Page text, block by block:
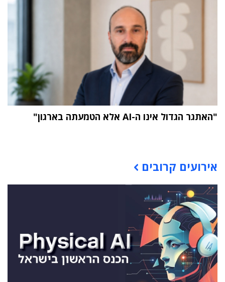
"האתגר הגדול אינו ה-AI אלא הטמעתה בארגון"
אירועים קרובים